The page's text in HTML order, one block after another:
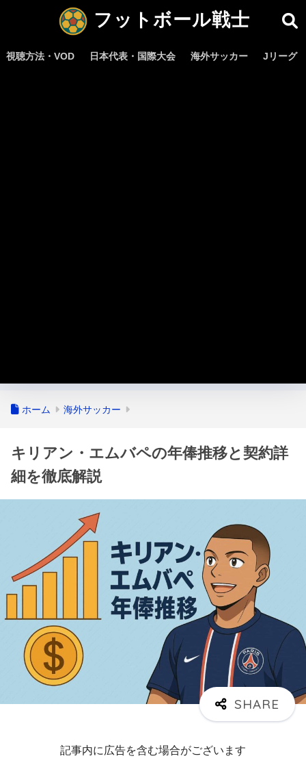
フットボール戦士
視聴方法・VOD 日本代表・国際大会 海外サッカー Jリーグ
ホーム 海外サッカー
キリアン・エムバペの年俸推移と契約詳
細を徹底解説
記事内に広告を含む場合がございます